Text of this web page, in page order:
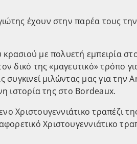
έχουν στην παρέα τους
με πολυετή εμπειρία
δικό της «μαγευτικό» τρόπο
συγκινεί μιλώντας μας για την
ιστορία της στο Bordeaux.
Χριστουγεννιάτικο τραπέζι
Χριστουγεννιάτικο